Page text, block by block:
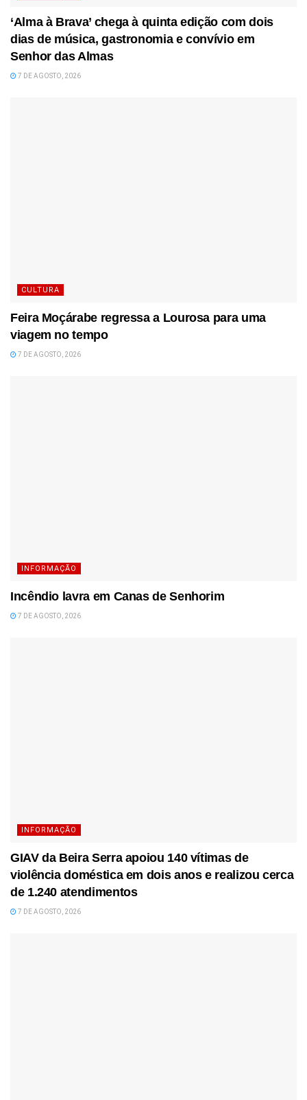
‘Alma à Brava’ chega à quinta edição com dois
dias de música, gastronomia e convívio em
Senhor das Almas
7 DE AGOSTO, 2026
CULTURA
Feira Moçárabe regressa a Lourosa para uma
viagem no tempo
7 DE AGOSTO, 2026
INFORMAÇÃO
Incêndio lavra em Canas de Senhorim
7 DE AGOSTO, 2026
INFORMAÇÃO
GIAV da Beira Serra apoiou 140 vítimas de
violência doméstica em dois anos e realizou cerca
de 1.240 atendimentos
7 DE AGOSTO, 2026